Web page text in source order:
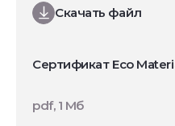
Скачать файл
Сертификат Eco
pdf, 1 Мб